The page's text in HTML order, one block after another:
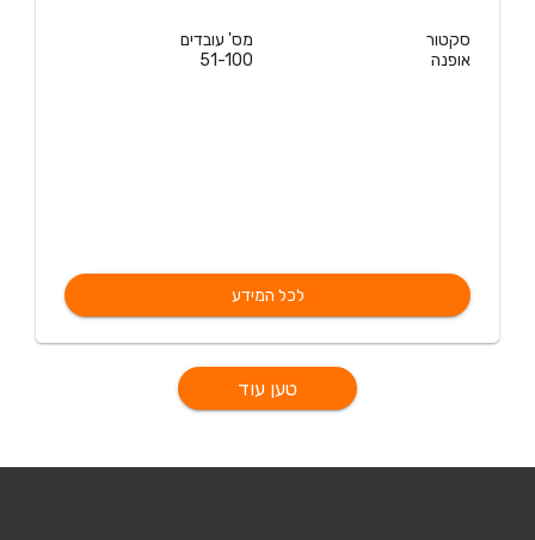
סקטור
אופנה
מס' עובדים
51-100
לכל המידע
טען עוד